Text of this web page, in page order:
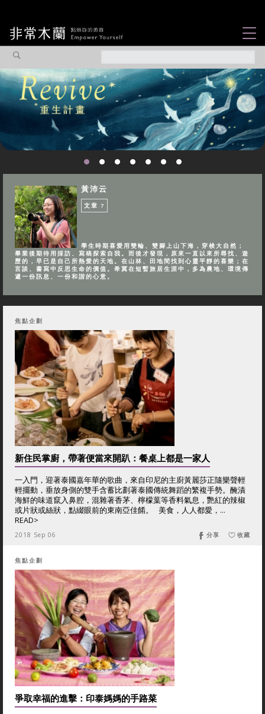
觀點專欄
焦點企劃
社會企業
認識我們
黃沛云
文章 7
學生時期喜愛用雙輪、雙腳上山下海，穿梭大自然；
畢業後期待用採訪、寫稿探索自我。而後才發現，原來一直以來所尋找、遊
歷的，早已是自己所熱愛的天地。在山林、田地間找到心靈平靜的喜樂；在
言談、書寫中反思生命的價值。希冀在短暫旅居生涯中，多為農地、環境傳
遞一份訊息、一份和諧的心意。
焦點企劃
新住民掌廚，帶著便當來開趴：餐桌上都是一家人
一入門，迎著泰國嘉年華的歌曲，來自印尼的主廚黃麗莎正隨樂聲輕
輕擺動，垂放身側的雙手含蓄比劃著泰國傳統舞蹈的繁複手勢。醃漬
海鮮的味道竄入鼻腔，混雜著香茅、檸檬葉等香料氣息，艷紅的辣椒
或片狀或絲狀，點綴眼前的東南亞佳餚。 美食，人人都愛，...
READ>
2018 Sep 06 收藏
分享
焦點企劃
爭取幸福的進擊：印泰媽媽的手路菜